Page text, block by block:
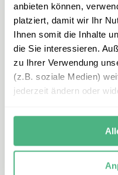
anbieten können,
platziert, damit wir Ihr
Ihnen somit die Inhalte
die Sie interessieren.
zu Ihrer Verwendung
(z.B. soziale Medien)
jederzeit ändern oder
und